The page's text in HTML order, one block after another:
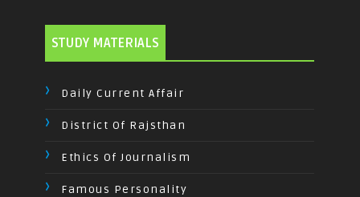
STUDY MATERIALS
Daily Current Affair
District Of Rajsthan
Ethics Of Journalism
Famous Personality